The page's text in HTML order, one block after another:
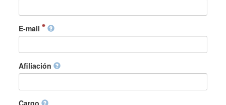
E-mail
Afiliación
Cargo